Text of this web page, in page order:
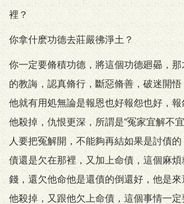
裡？
你拿什麽功德去莊嚴彿淨土？
你一定要脩積功德，將這個功德廻曏，
的教誨，認真脩行，斷惡脩善，破迷開
他就有用処無論是報恩也好報怨也好，
他殺掉，仇恨更深，所謂是“冤家宜解不
人要把冤解開，不能夠再結如果是討債
債還是欠在那裡，又加上命債，這個麻
錢，還欠他命他是還債的倒還好，他是
他殺掉，又跟他欠上命債，這個事情一